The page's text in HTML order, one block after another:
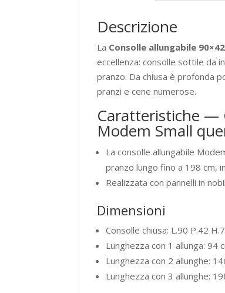
Descrizione
La Consolle allungabile
eccellenza: consolle sottile da
pranzo. Da chiusa è profonda
pranzi e cene numerose.
Caratteristiche —
Modem Small
La consolle allungabile
pranzo lungo fino a 198 cm,
Realizzata con pannelli in
Dimensioni
Consolle chiusa: L.90 P.42
Lunghezza con 1 allunga: 94
Lunghezza con 2 allunghe:
Lunghezza con 3 allunghe: